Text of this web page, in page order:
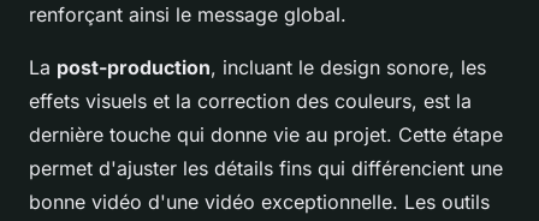
renforçant ainsi le message global.
La post-production, incluant le design sonore, les
effets visuels et la correction des couleurs, est la
dernière touche qui donne vie au projet. Cette étape
permet d'ajuster les détails fins qui différencient une
bonne vidéo d'une vidéo exceptionnelle. Les outils